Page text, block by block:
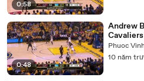
0:58
0:48
Andrew
Phuoc
10 năm